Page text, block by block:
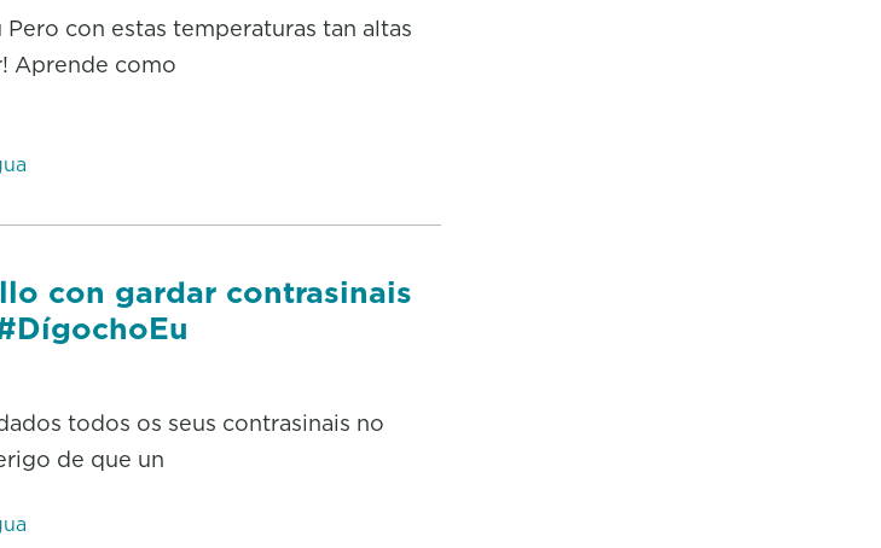
con estas temperaturas tan altas
Aprende como
con gardar contrasinais
todos os seus contrasinais no
de que un